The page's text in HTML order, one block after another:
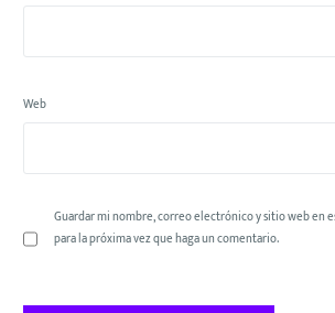
Web
Guardar mi nombre, correo electrónico y sitio web en
para la próxima vez que haga un comentario.